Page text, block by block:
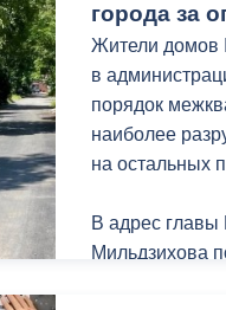
города за
Жители домов
в
порядок
наиболее
на остальных
В адрес
Мильдзихова